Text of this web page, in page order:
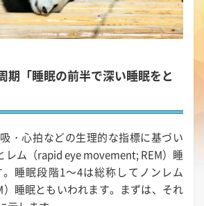
期「睡眠の前半で深い睡眠をと
・心拍などの生理的な指標に基づい
レム（rapid eye movement; REM）睡
睡眠段階1～4は総称してノンレム
）睡眠ともいわれます。まずは、それ